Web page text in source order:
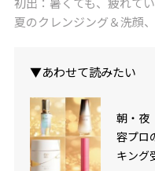
夏のクレンジング＆洗顔
▼あわせて読みたい
朝・夜
容プロ
キング